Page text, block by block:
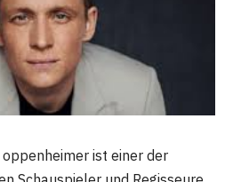
ist einer der